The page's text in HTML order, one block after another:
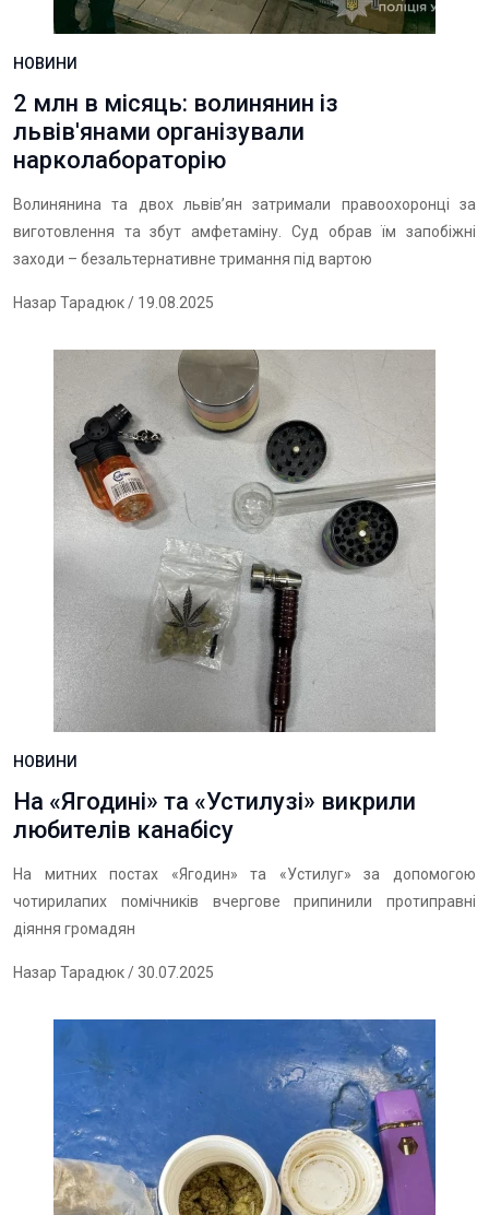
НОВИНИ
2 млн в місяць: волинянин із
львів'янами організували
нарколабораторію
Волинянина та двох львів’ян затримали правоохоронці за
виготовлення та збут амфетаміну. Суд обрав їм запобіжні
заходи – безальтернативне тримання під вартою
Назар Тарадюк/ 19.08.2025
НОВИНИ
На «Ягодині» та «Устилузі» викрили
любителів канабісу
На митних постах «Ягодин» та «Устилуг» за допомогою
чотирилапих помічників вчергове припинили протиправні
діяння громадян
Назар Тарадюк/ 30.07.2025